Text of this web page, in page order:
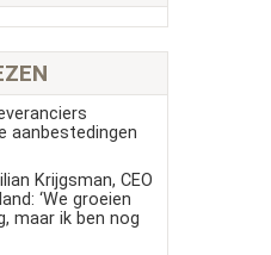
aanbestedingen
Krijgsman, CEO
‘We groeien
maar ik ben nog